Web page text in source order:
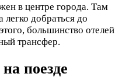
в центре города. Там
легко добраться до
большинство отелей
трансфер.
поезде